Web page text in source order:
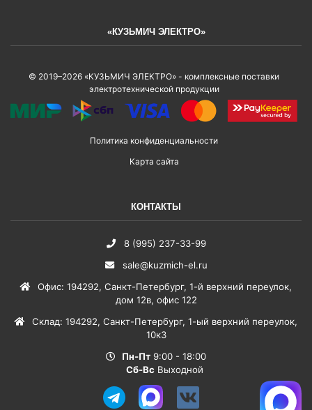
«КУЗЬМИЧ ЭЛЕКТРО»
© 2019–2026 «КУЗЬМИЧ ЭЛЕКТРО» - комплексные поставки
электротехнической продукции
Политика конфиденциальности
Карта сайта
КОНТАКТЫ
8 (995) 237-33-99
sale@kuzmich-el.ru
Офис: 194292, Санкт-Петербург, 1-й верхний переулок,
дом 12в, офис 122
Склад: 194292, Санкт-Петербург, 1-ый верхний переулок,
10к3
Пн-Пт 9:00 - 18:00
Сб-Вс Выходной